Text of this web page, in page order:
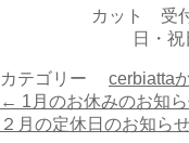
カット 受付 平
日・
カテゴリー cerbiatta
← 1月のお休みのお知
２月の定休日のお知ら